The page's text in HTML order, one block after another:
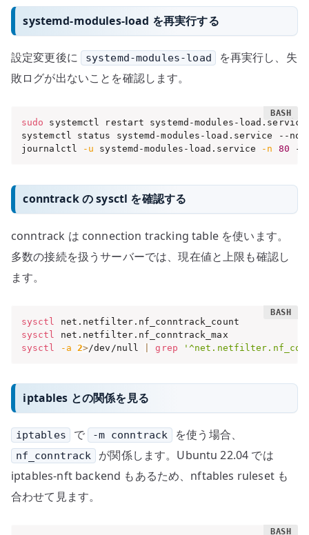
systemd-modules-load を再実行する
設定変更後に systemd-modules-load
を再実行し、失
敗ログが出ないことを確認します。
sudo systemctl restart systemd-modules-load.service
systemctl status systemd-modules-load.service --no-
journalctl
-u systemd-modules-load.service -n 80 --
conntrack の sysctl を確認する
conntrack は connection tracking table を使います。
多数の接続を扱うサーバーでは、現在値と上限も確認し
ます。
sysctl
sysctl
sysctl
-a 2>/dev/null grep
iptables との関係を見る
iptables で -m conntrack を使う場合、
nf_conntrack
が関係します。Ubuntu 22.04 では
iptables-nft backend もあるため、nftables ruleset も
合わせて見ます。